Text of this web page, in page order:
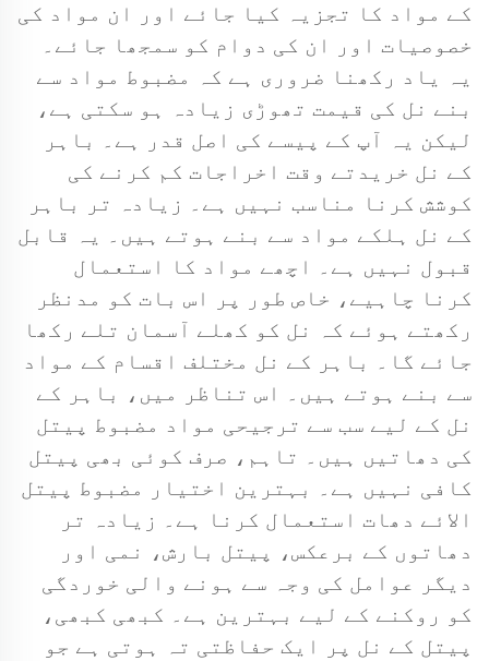
کے مواد کا تجزیہ کیا جائے اور ان مواد کی
خصوصیات اور ان کی دوام کو سمجھا جائے۔
یہ یاد رکھنا ضروری ہے کہ مضبوط مواد سے
بنے نل کی قیمت تھوڑی زیادہ ہو سکتی ہے،
لیکن یہ آپ کے پیسے کی اصل قدر ہے۔ باہر
کے نل خریدتے وقت اخراجات کم کرنے کی
کوشش کرنا مناسب نہیں ہے۔ زیادہ تر باہر
کے نل ہلکے مواد سے بنے ہوتے ہیں۔ یہ قابل
قبول نہیں ہے۔ اچھے مواد کا استعمال
کرنا چاہیے، خاص طور پر اس بات کو مدنظر
رکھتے ہوئے کہ نل کو کھلے آسمان تلے رکھا
جائے گا۔ باہر کے نل مختلف اقسام کے مواد
سے بنے ہوتے ہیں۔ اس تناظر میں، باہر کے
نل کے لیے سب سے ترجیحی مواد مضبوط پیتل
کی دھاتیں ہیں۔ تاہم، صرف کوئی بھی پیتل
کافی نہیں ہے۔ بہترین اختیار مضبوط پیتل
الائے دھات استعمال کرنا ہے۔ زیادہ تر
دھاتوں کے برعکس، پیتل بارش، نمی اور
دیگر عوامل کی وجہ سے ہونے والی خوردگی
کو روکنے کے لیے بہترین ہے۔ کبھی کبھی،
پیتل کے نل پر ایک حفاظتی تہ ہوتی ہے جو